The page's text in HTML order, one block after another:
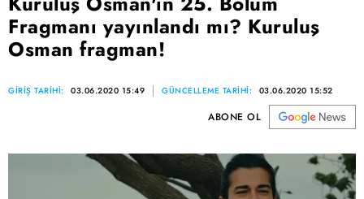
Fragmanı yayınlandı mı? Kuruluş
Osman fragman!
GİRİŞ TARİHİ: 03.06.2020 15:49 GÜNCELLEME TARİHİ: 03.06.2020 15:52
ABONE OL